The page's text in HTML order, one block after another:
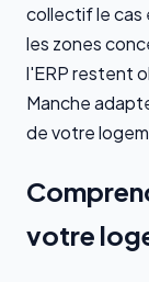
collectif le cas
les zones
l'ERP restent
Manche
de votre
votre